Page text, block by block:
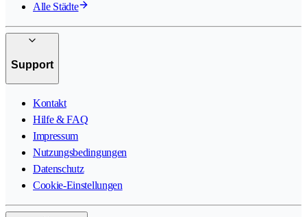
Alle Städte
Support
Kontakt
Hilfe & FAQ
Impressum
Nutzungsbedingungen
Datenschutz
Cookie-Einstellungen